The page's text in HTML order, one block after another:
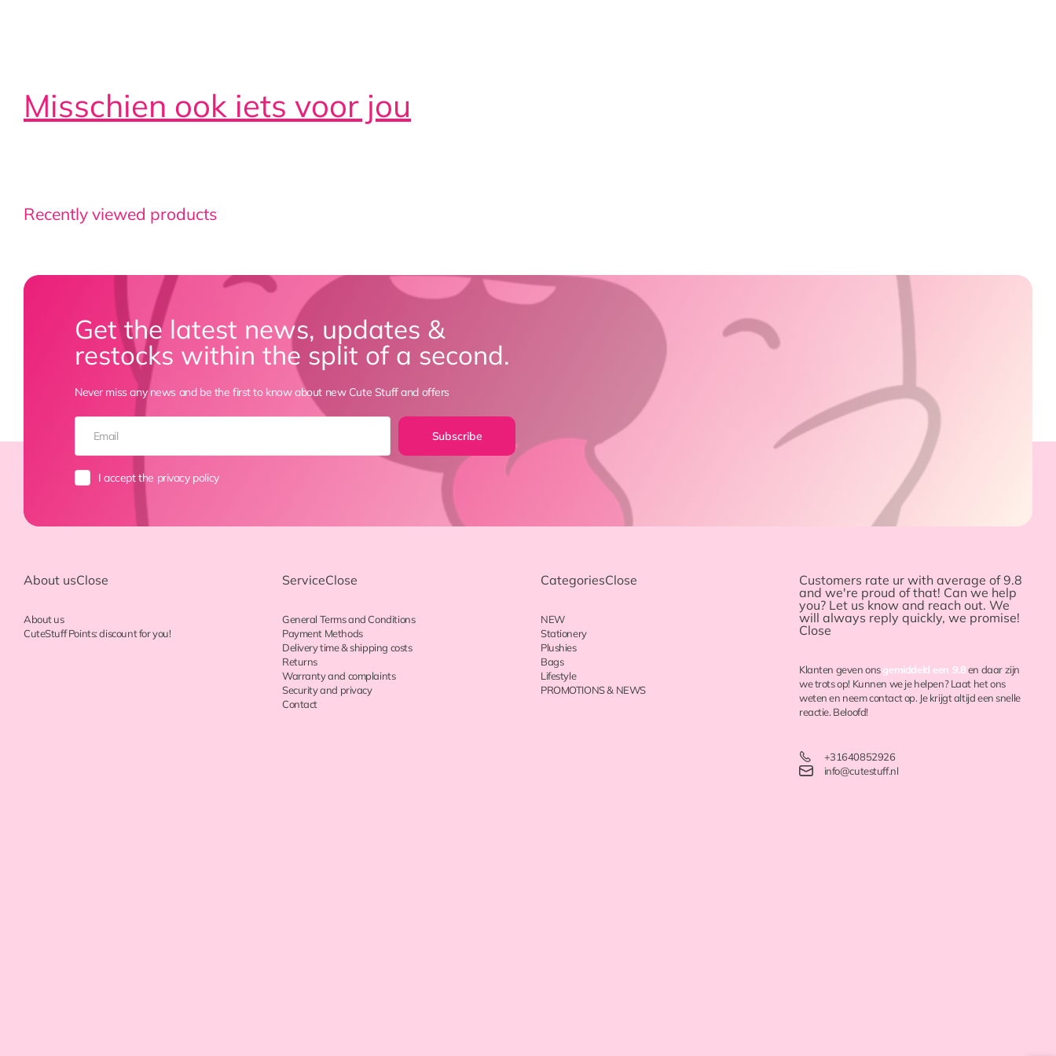
Misschien ook iets voor jou
Recently viewed products
Get the latest news, updates &
restocks within the split of a second.
Never miss any news and be the first to know about new Cute Stuff and offers
Subscribe
I accept the privacy policy
About usClose
About us
CuteStuff Points: discount for you!
ServiceClose
General Terms and Conditions
Payment Methods
Delivery time & shipping costs
Returns
Warranty and complaints
Security and privacy
Contact
CategoriesClose
NEW
Stationery
Plushies
Bags
Lifestyle
PROMOTIONS & NEWS
Customers rate ur with average of 9.8
and we're proud of that! Can we help
you? Let us know and reach out. We
will always reply quickly, we promise!
Close
Klanten geven onsgemiddeld een 9.8en daar zijn
we trots op! Kunnen we je helpen? Laat het ons
weten en neem contact op. Je krijgt altijd een snelle
reactie. Beloofd!
+31640852926
info@cutestuff.nl